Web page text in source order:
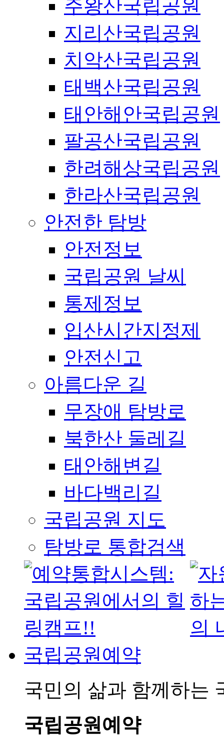
주왕산국립공원
지리산국립공원
치악산국립공원
태백산국립공원
태안해안국립공원
팔공산국립공원
한려해상국립공원
한라산국립공원
안전한 탐방
안전정보
국립공원 날씨
통제정보
입산시간지정제
안전신고
아름다운 길
무장애 탐방로
북한산 둘레길
태안해변길
바다백리길
국립공원 지도
탐방로 통합검색
국립공원예약
국민의 삶과 함께하는
국립공원예약